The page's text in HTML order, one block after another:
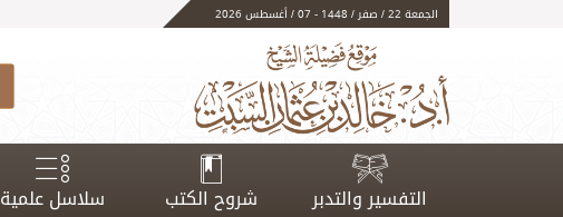
الجمعة 22 / صفر / 1448 - 07 / أغسطس 2026
التفسير والتدبر شروح الكتب سلاسل علمية